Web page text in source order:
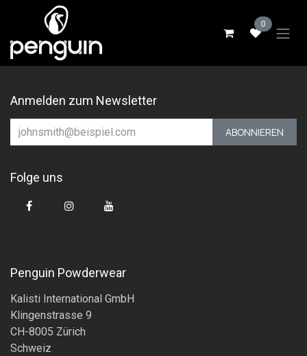
Zum Inhalt springen
0
Anmelden zum Newsletter
ABONNIEREN
Folge uns
Penguin Powderwear
Kalisti International GmbH
Klingenstrasse 9
CH-8005 Zürich
Schweiz